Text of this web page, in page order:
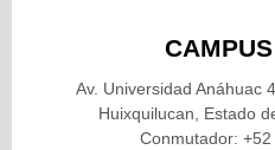
Av. Universidad Anáhuac
Huixquilucan, Estado
Conmutador: